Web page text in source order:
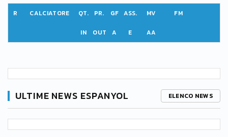
R CALCIATORE QT. PR. GF ASS. MV FM
IN OUT A E AA
ULTIME NEWS ESPANYOL ELENCO NEWS